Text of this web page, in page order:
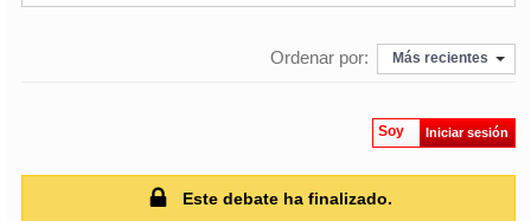
Ordenar por: Más recientes
Soy Iniciar sesión
Este debate ha finalizado.